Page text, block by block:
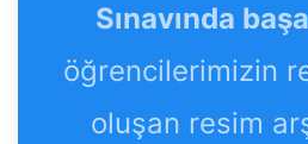
Sınavında
öğrencilerimizin
oluşan resim